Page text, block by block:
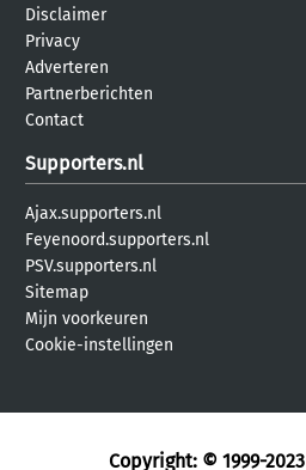
Disclaimer
Privacy
Adverteren
Partnerberichten
Contact
Supporters.nl
Ajax.supporters.nl
Feyenoord.supporters.nl
PSV.supporters.nl
Sitemap
Mijn voorkeuren
Cookie-instellingen
Copyright: © 1999-2023